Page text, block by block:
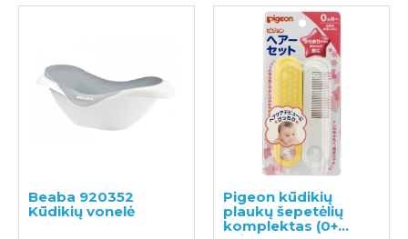
Beaba 920352
Kūdikių vonelė
Pigeon kūdikių
plaukų šepetėlių
komplektas (0+